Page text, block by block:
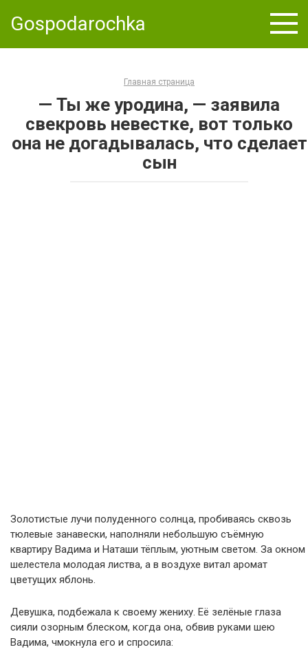
Gospodarochka
Главная страница
— Ты же уродина, — заявила
свекровь невестке, вот только
она не догадывалась, что сделает
сын
Золотистые лучи полуденного солнца, пробиваясь сквозь
тюлевые занавески, наполняли небольшую съёмную
квартиру Вадима и Наташи тёплым, уютным светом. За окном
шелестела молодая листва, а в воздухе витал аромат
цветущих яблонь.
Девушка, подбежала к своему жениху. Её зелёные глаза
сияли озорным блеском, когда она, обвив руками шею
Вадима, чмокнула его и спросила: